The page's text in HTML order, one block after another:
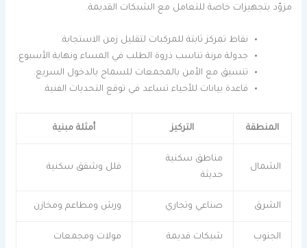
مزوّد بتجهيزات خاصة للتعامل مع الشبكات القديمة.
نقاط تمركز ثابتة للمركبات لتقليل زمن الاستجابة.
جدولة مرنة تناسب ذروة الطلب في المساء ونهاية الأسبوع.
تنسيق مع الأمن بالمجمعات للسماح بالدخول السريع.
قاعدة بيانات للأحياء تساعد في توقع التحديات الفنية.
المنطقة التركيز أمثلة مبنية
الشمال
مناطق سكنية
حديثة
فلل وشقق سكنية
الشرق صناعي وتجاري ورش ومطاعم ومخازن
الجنوب
شبكات قديمة
مولات ومجمعات